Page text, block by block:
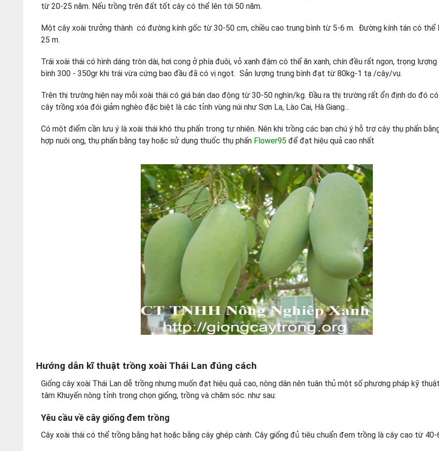
từ 20-25 năm. Nếu trồng trên đất tốt cây có thể lên tới 50 năm.
Một cây xoài trưởng thành có đường kính gốc từ 30-50 cm, chiều cao trung bình từ 5-6 m. Đường kính tán có thể
25 m.
Trái xoài thái có hình dáng tròn dài, hơi cong ở phía đuôi, vỏ xanh đậm có thể ăn xanh, chín đều rất ngon, trọng
bình 300 - 350gr khi trái vừa cứng bao đầu đã có vị ngọt. Sản lượng trung bình đạt từ 80kg-1 tạ /cây/vụ.
Trên thị trường hiện nay mỗi xoài thái có giá bán dao động từ 30-50 nghìn/kg. Đầu ra thị trường rất ổn định do đó
cây trồng xóa đói giảm nghèo đặc biệt là các tỉnh vùng núi như Sơn La, Lào Cai, Hà Giang...
Có một điểm cần lưu ý là xoài thái khó thụ phấn trong tự nhiên. Nên khi trồng các bạn chú ý hỗ trợ cây thụ phấn
hợp nuôi ong, thụ phấn bằng tay hoặc sử dụng thuốc thụ phấn Flower95 để đạt hiệu quả cao nhất
Hướng dẫn kĩ thuật trồng xoài Thái Lan đúng cách
Giống cây xoài Thái Lan dễ trồng nhưng muốn đạt hiệu quả cao, nông dân nên tuân thủ một số phương pháp kỹ
tâm Khuyến nông tỉnh trong chọn giống, trồng và chăm sóc. như sau:
Yêu cầu về cây giống đem trồng
Cây xoài thái có thể trồng bằng hạt hoặc bằng cây ghép cành. Cây giống đủ tiêu chuẩn đem trồng là cây cao từ